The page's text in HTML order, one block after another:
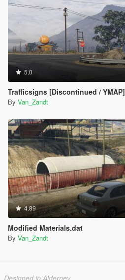
5.0
Trafficsigns [Discontinued / YMAP]
By Van_Zandt
4.89
Modified Materials.dat
By Van_Zandt